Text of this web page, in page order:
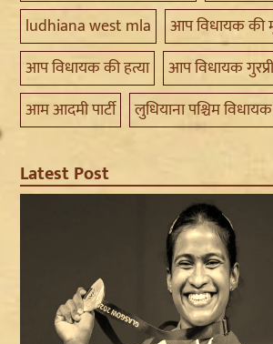
ludhiana west mla
आप विधायक की
आप विधायक की हत्या
आप विधायक
आम आदमी पार्टी
लुधियाना पश्चिम विधायक
Latest Post